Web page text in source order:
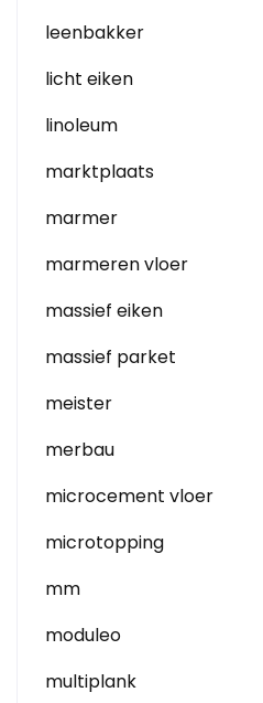
leenbakker
licht eiken
linoleum
marktplaats
marmer
marmeren vloer
massief eiken
massief parket
meister
merbau
microcement vloer
microtopping
mm
moduleo
multiplank